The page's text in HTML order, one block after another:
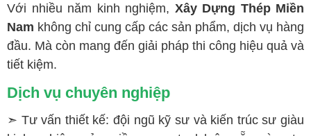
Với nhiều năm kinh nghiệm, Xây Dựng Thép Miền
Nam không chỉ cung cấp các sản phẩm, dịch vụ hàng
đầu. Mà còn mang đến giải pháp thi công hiệu quả và
tiết kiệm.
Dịch vụ chuyên nghiệp
➣ Tư vấn thiết kế: đội ngũ kỹ sư và kiến trúc sư giàu